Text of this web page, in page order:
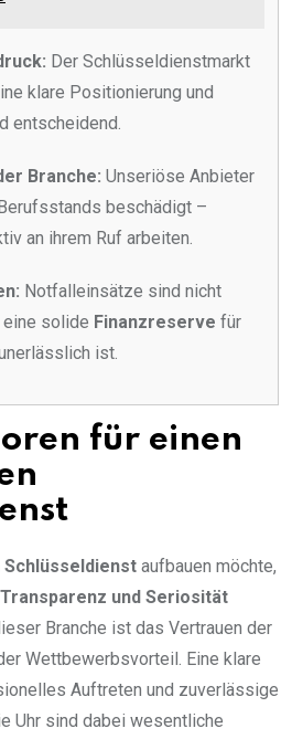
Der Schlüsseldienstmarkt
klare Positionierung und
entscheidend.
Branche: Unseriöse Anbieter
beschädigt –
an ihrem Ruf arbeiten.
Notfalleinsätze sind nicht
eine solide Finanzreserve für
ist.
für einen
Schlüsseldienst aufbauen möchte,
Transparenz und Seriosität
Branche ist das Vertrauen der
Wettbewerbsvorteil. Eine klare
Auftreten und zuverlässige
Uhr sind dabei wesentliche